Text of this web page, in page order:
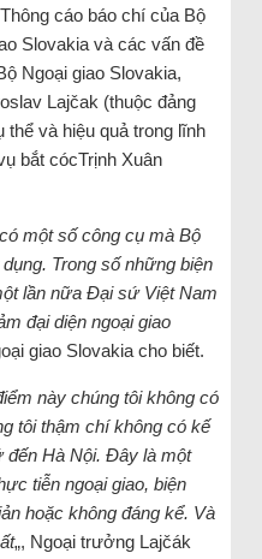
cáo báo chí của Bộ
Slovakia và các vấn đề
Ngoại giao Slovakia,
Lajčak (thuộc đảng
và hiệu quả trong lĩnh
bắt cócTrịnh Xuân
một số công cụ mà Bộ
Trong số những biện
lần nữa Đại sứ Việt Nam
đại diện ngoại giao
giao Slovakia cho biết.
này chúng tôi không có
tôi thậm chí không có kế
Hà Nội. Đây là một
tiễn ngoại giao, biện
hoặc không đáng kể. Và
„, Ngoại trưởng Lajčák